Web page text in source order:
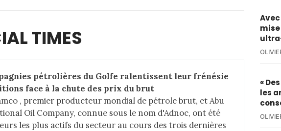
TIMES
pétrolières du Golfe ralentissent leur frénésie
face à la chute des prix du brut
, premier producteur mondial de pétrole brut, et Abu
Oil Company, connue sous le nom d'Adnoc, ont été
les plus actifs du secteur au cours des trois dernières
«
les